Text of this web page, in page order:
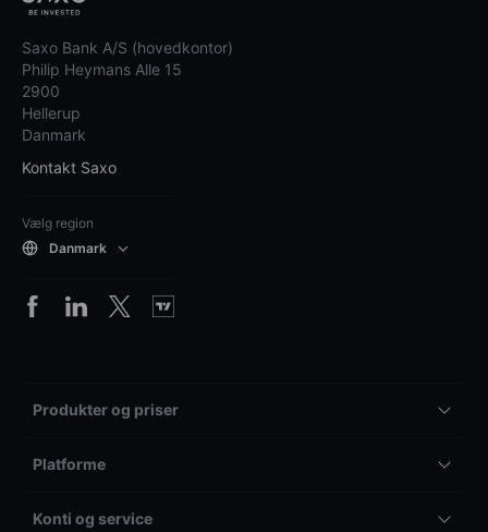
Saxo Bank A/S (hovedkontor)
Philip Heymans Alle 15
2900
Hellerup
Danmark
Kontakt Saxo
Vælg region
Danmark
Produkter og priser
Platforme
Konti og service